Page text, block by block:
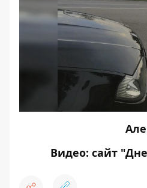
Видео: сайт